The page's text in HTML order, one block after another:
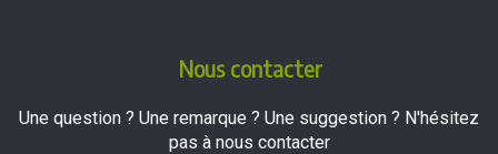
Nous contacter
Une question ? Une remarque ? Une suggestion ? N'hésitez
pas à nous contacter